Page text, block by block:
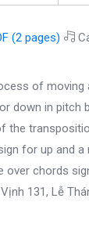
(2 pages)
of moving
down in pitch
the
for up and a
over chords
131, Lễ